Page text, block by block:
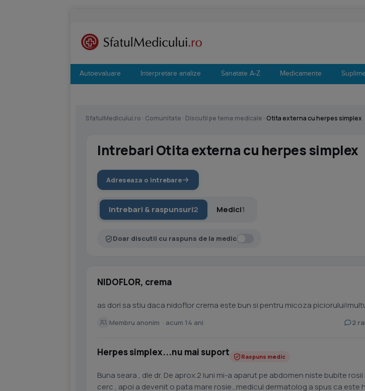
Autoevaluare Interpretare analize Sanatate A-Z Medicamente
SfatulMedicului.ro Comunitate Discutii pe teme medicale Otita externa cu herpes simplex
Intrebari Otita externa cu herpes simplex
Adreseaza o intrebare
Intrebari & raspunsuri2 Medici1
Doar discutii cu raspuns de la medic
NIDOFLOR, crema
as dori sa stiu daca nidoflor crema este bun si pentru micoza
Membru anonim · acum 14 ani 2
Herpes simplex...nu mai suport Raspuns medic
Buna seara , dle dr. De aprox.2 luni mi-a aparut pe abdomen niste bubite
cerc , apoi a devenit o pata mare rosie...medicul dermatolog a spus ca este